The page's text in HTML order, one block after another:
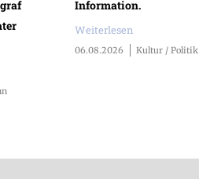
Information.
Weiterlesen
06.08.2026 Kultur / Politik